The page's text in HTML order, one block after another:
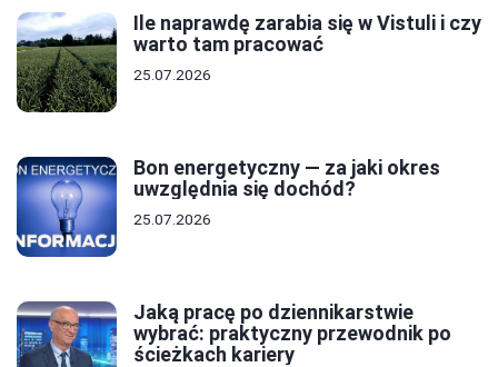
Ile naprawdę zarabia się w Vistuli i czy
warto tam pracować
25.07.2026
Bon energetyczny — za jaki okres
uwzględnia się dochód?
25.07.2026
Jaką pracę po dziennikarstwie
wybrać: praktyczny przewodnik po
ścieżkach kariery